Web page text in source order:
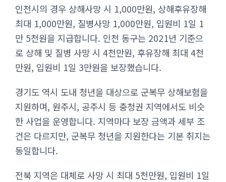
인천시의 경우 상해사망 시 1,000만원, 상해후유장해
최대 1,000만원, 질병사망 1,000만원, 입원비 1일 1
만 5천원을 지급합니다. 인천 동구는 2021년 기준으
로 상해 및 질병 사망 시 4천만원, 후유장해 최대 4천
만원, 입원비 1일 3만원을 보장했습니다.
경기도 역시 도내 청년을 대상으로 군복무 상해보험을
지원하며, 원주시, 공주시 등 충청권 지역에서도 비슷
한 사업을 운영합니다. 지역마다 보장 금액과 세부 조
건은 다르지만, 군복무 청년을 지원한다는 기본 취지는
동일합니다.
전북 지역은 대체로 사망 시 최대 5천만원, 입원비 1일